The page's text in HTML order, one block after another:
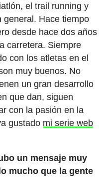
el trail running y
general. Hace tiempo
desde hace dos años
carretera. Siempre
con los atletas en el
muy buenos. No
un gran desarrollo
que dan, siguen
con la pasión en la
gustado mi serie web
un mensaje muy
mucho que la gente